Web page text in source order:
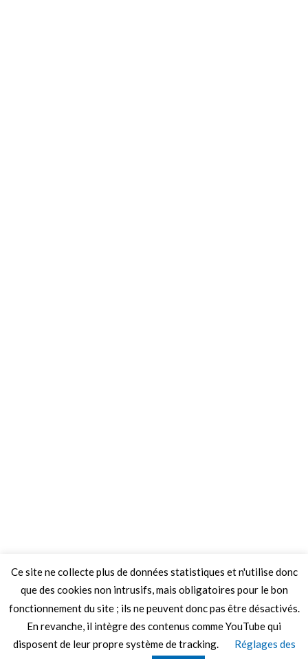
Ce site ne collecte plus de données statistiques et n'utilise donc
que des cookies non intrusifs, mais obligatoires pour le bon
fonctionnement du site ; ils ne peuvent donc pas être désactivés.
En revanche, il intègre des contenus comme YouTube qui
disposent de leur propre système de tracking.
Réglages des